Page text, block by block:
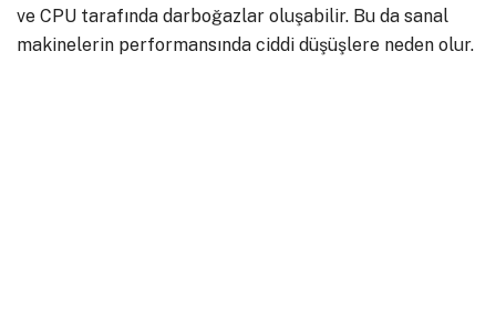
ve CPU tarafında darboğazlar oluşabilir. Bu da sanal
makinelerin performansında ciddi düşüşlere neden olur.